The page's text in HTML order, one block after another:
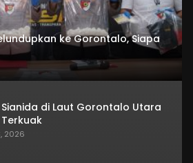
ke Gorontalo, Siapa
di Laut Gorontalo Utara
2026